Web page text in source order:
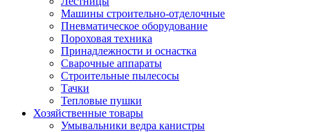
Машины строительно-отделочные
Пневматическое оборудование
Пороховая техника
Принадлежности и оснастка
Сварочные аппараты
Строительные пылесосы
Тачки
Тепловые пушки
Хозяйственные товары
Умывальники ведра канистры